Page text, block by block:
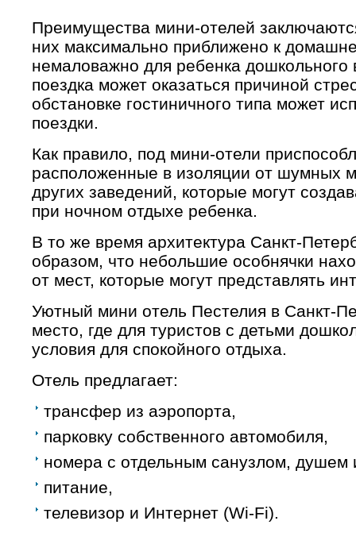
Преимущества мини-отелей
них максимально приближено к
немаловажно для ребенка дошкольного
поездка может оказаться причиной
обстановке гостиничного типа может
поездки.
Как правило, под мини-отели
расположенные в изоляции от шумных
других заведений, которые могут
при ночном отдыхе ребенка.
В то же время архитектура Санкт-
образом, что небольшие особнячки
от мест, которые могут представлять
Уютный мини отель Пестелия в Санкт-
место, где для туристов с детьми
условия для спокойного отдыха.
Отель предлагает:
трансфер из аэропорта,
парковку собственного автомобиля,
номера с отдельным санузлом, душем
питание,
телевизор и Интернет (Wi-Fi).